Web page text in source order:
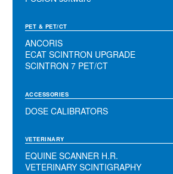
PET & PET/CT
ANCORIS
ECAT SCINTRON UPGRADE
SCINTRON 7 PET/CT
ACCESSORIES
DOSE CALIBRATORS
VETERINARY
EQUINE SCANNER H.R.
VETERINARY SCINTIGRAPHY